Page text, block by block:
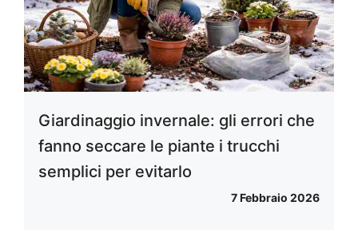
Giardinaggio invernale: gli errori che
fanno seccare le piante i trucchi
semplici per evitarlo
7 Febbraio 2026